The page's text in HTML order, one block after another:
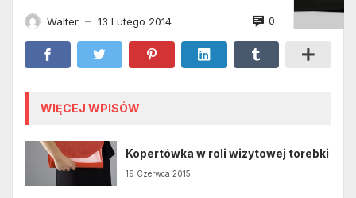
Walter — 13 Lutego 2014 0
WIĘCEJ WPISÓW
Kopertówka w roli wizytowej torebki
19 Czerwca 2015